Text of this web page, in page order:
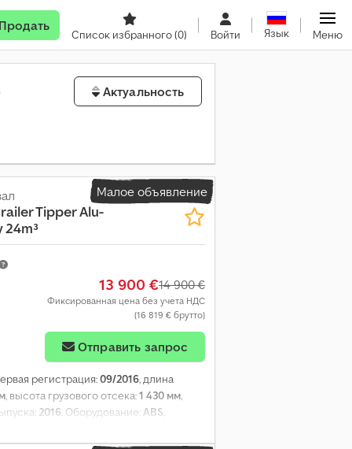
Продать
Список избранного(0) Войти Язык Меню
Актуальность
Малое объявление
Tipper Alu-
13 900 €14 900 €
Фиксированная цена без учета НДС
(16 819 € брутто)
Отправить запрос
регистрация:09/2016, длина
, высота грузового отсека:1 430 мм,
2016, Оборудование: ABS,